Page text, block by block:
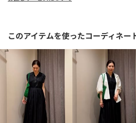
※商品画像は、光の当たり具合やパソコ
り、実際の色味と異なって見える場合が
ご了承ください。
※商品の色味の目安は、商品単体の画像
・一部店舗・WEBストアでの限定展開と
店舗へお問い合わせの際は、全国の
このアイテムを使ったコーディネー